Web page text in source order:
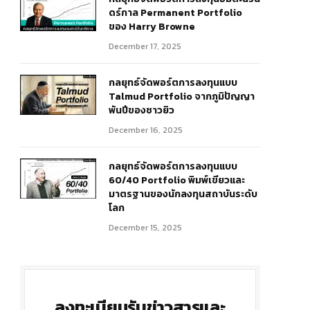
ดร์กาล Permanent Portfolio
ของ Harry Browne
December 17, 2025
กลยุทธ์จัดพอร์ตการลงทุนแบบ
Talmud Portfolio จากภูมิปัญญา
พันปีของชาวยิว
December 16, 2025
กลยุทธ์จัดพอร์ตการลงทุนแบบ
60/40 Portfolio พิมพ์เขียวและ
มาตรฐานของนักลงทุนสถาบันระดับ
โลก
December 15, 2025